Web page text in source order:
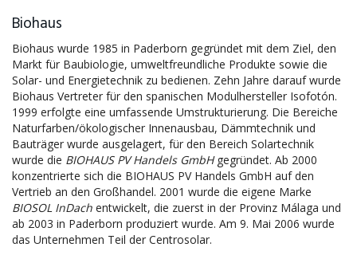
Biohaus
Biohaus wurde 1985 in Paderborn gegründet mit dem Ziel, den
Markt für Baubiologie, umweltfreundliche Produkte sowie die
Solar- und Energietechnik zu bedienen. Zehn Jahre darauf wurde
Biohaus Vertreter für den spanischen Modulhersteller Isofotón.
1999 erfolgte eine umfassende Umstrukturierung. Die Bereiche
Naturfarben/ökologischer Innenausbau, Dämmtechnik und
Bauträger wurde ausgelagert, für den Bereich Solartechnik
wurde die BIOHAUS PV Handels GmbHgegründet. Ab 2000
konzentrierte sich die BIOHAUS PV Handels GmbH auf den
Vertrieb an den Großhandel. 2001 wurde die eigene Marke
BIOSOL InDach entwickelt, die zuerst in der Provinz Málaga und
ab 2003 in Paderborn produziert wurde. Am 9. Mai 2006 wurde
das Unternehmen Teil der Centrosolar.